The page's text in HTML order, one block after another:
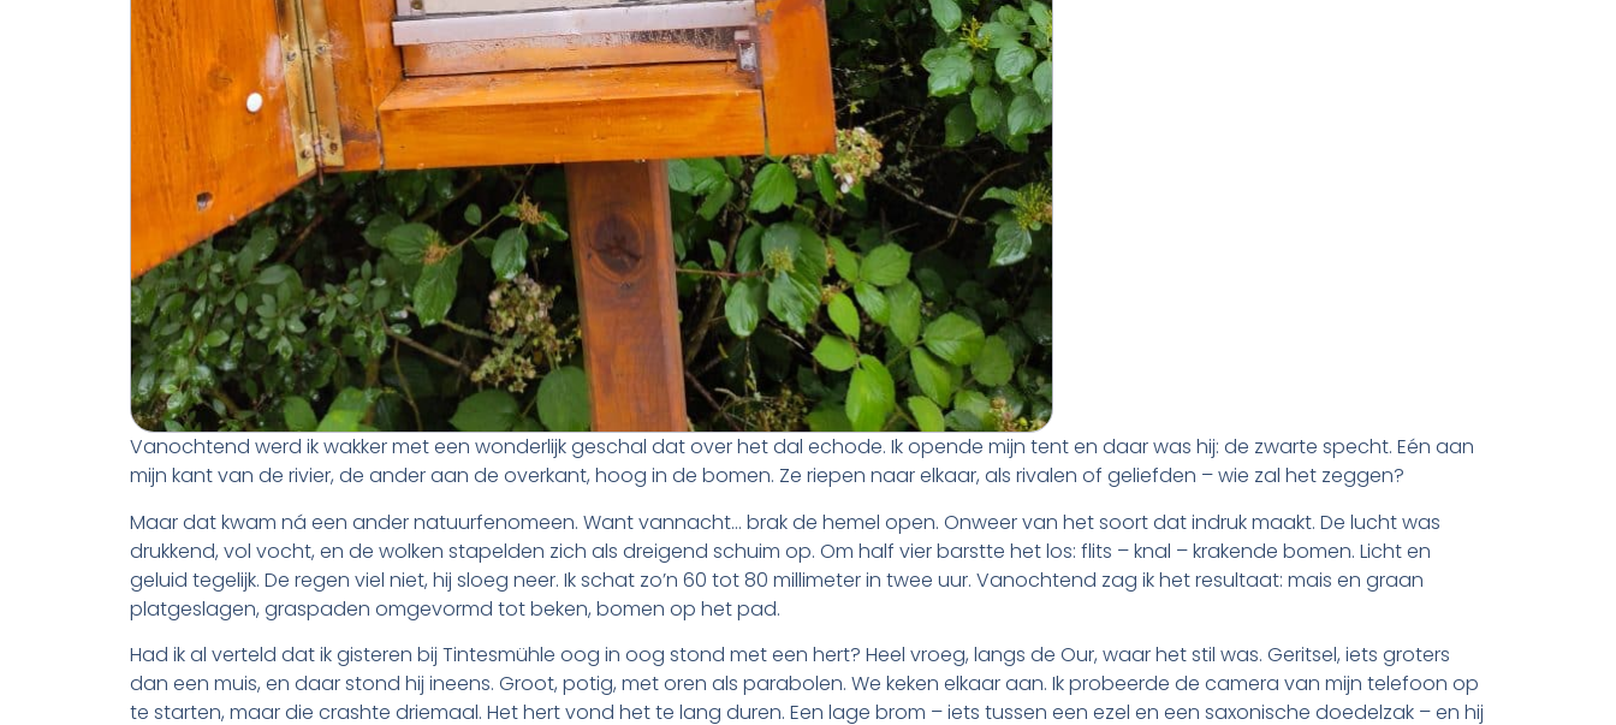
Vanochtend werd ik wakker met een wonderlijk geschal dat over het dal echode. Ik opende mijn tent en daar was hij: de zwarte specht. Eén aan
mijn kant van de rivier, de ander aan de overkant, hoog in de bomen. Ze riepen naar elkaar, als rivalen of geliefden – wie zal het zeggen?
Maar dat kwam ná een ander natuurfenomeen. Want vannacht… brak de hemel open. Onweer van het soort dat indruk maakt. De lucht was
drukkend, vol vocht, en de wolken stapelden zich als dreigend schuim op. Om half vier barstte het los: flits – knal – krakende bomen. Licht en
geluid tegelijk. De regen viel niet, hij sloeg neer. Ik schat zo’n 60 tot 80 millimeter in twee uur. Vanochtend zag ik het resultaat: mais en graan
platgeslagen, graspaden omgevormd tot beken, bomen op het pad.
Had ik al verteld dat ik gisteren bij Tintesmühle oog in oog stond met een hert? Heel vroeg, langs de Our, waar het stil was. Geritsel, iets groters
dan een muis, en daar stond hij ineens. Groot, potig, met oren als parabolen. We keken elkaar aan. Ik probeerde de camera van mijn telefoon op
te starten, maar die crashte driemaal. Het hert vond het te lang duren. Een lage brom – iets tussen een ezel en een saxonische doedelzak – en hij